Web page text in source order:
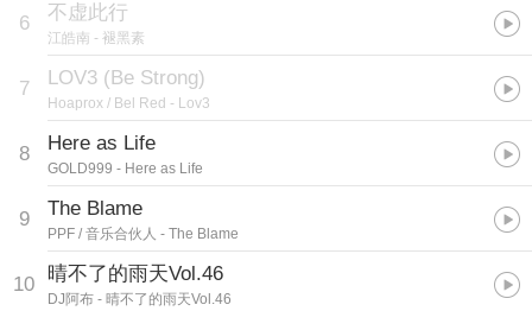
6 不虚此行
江皓南 - 褪黑素
7 LOV3 (Be Strong)
Hoaprox / Bel Red - Lov3
8 Here as Life
GOLD999 - Here as Life
9 The Blame
PPF / 音乐合伙人 - The Blame
10 晴不了的雨天Vol.46
DJ阿布 - 晴不了的雨天Vol.46